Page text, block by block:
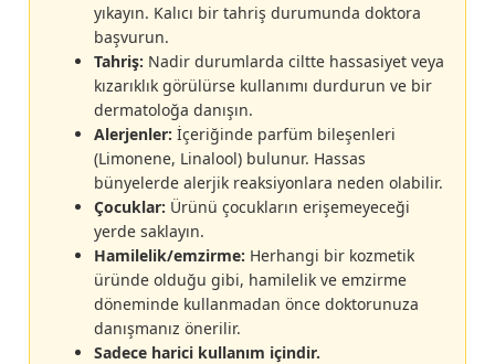
yıkayın. Kalıcı bir tahriş durumunda doktora
başvurun.
Tahriş: Nadir durumlarda ciltte hassasiyet veya
kızarıklık görülürse kullanımı durdurun ve bir
dermatoloğa danışın.
Alerjenler: İçeriğinde parfüm bileşenleri
(Limonene, Linalool) bulunur. Hassas
bünyelerde alerjik reaksiyonlara neden olabilir.
Çocuklar: Ürünü çocukların erişemeyeceği
yerde saklayın.
Hamilelik/emzirme: Herhangi bir kozmetik
üründe olduğu gibi, hamilelik ve emzirme
döneminde kullanmadan önce doktorunuza
danışmanız önerilir.
Sadece harici kullanım içindir.